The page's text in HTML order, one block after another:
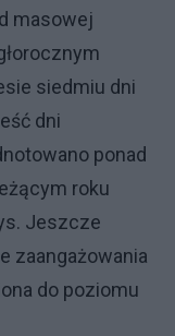
masowej
siedmiu dni
dni
ponad
roku
Jeszcze
zaangażowania
do poziomu